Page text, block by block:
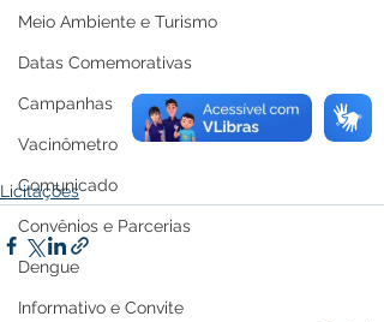
Meio Ambiente e Turismo
Datas Comemorativas
Campanhas
Vacinômetro
Comunicado
Convênios e Parcerias
Dengue
Informativo e Convite
Licitações